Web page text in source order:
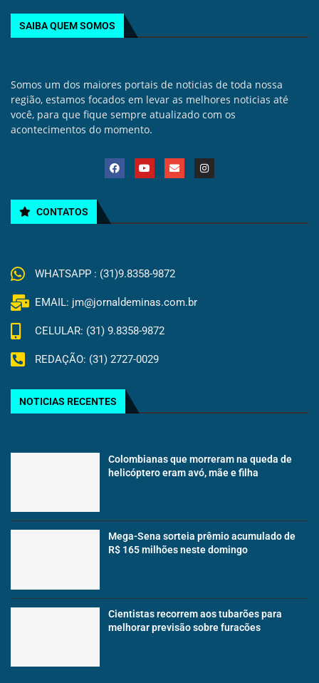
SAIBA QUEM SOMOS
Somos um dos maiores portais de noticias de toda nossa
região, estamos focados em levar as melhores noticias até
você, para que fique sempre atualizado com os
acontecimentos do momento.
CONTATOS
WHATSAPP : (31)9.8358-9872
EMAIL: jm@jornaldeminas.com.br
CELULAR: (31) 9.8358-9872
REDAÇÃO: (31) 2727-0029
NOTICIAS RECENTES
Colombianas que morreram na queda de
helicóptero eram avó, mãe e filha
Mega-Sena sorteia prêmio acumulado de
R$ 165 milhões neste domingo
Cientistas recorrem aos tubarões para
melhorar previsão sobre furacões